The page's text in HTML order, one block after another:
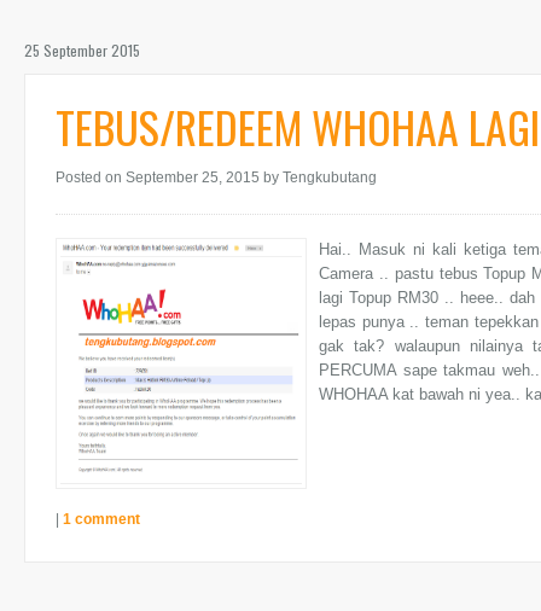
25 September 2015
TEBUS/REDEEM WHOHAA
Posted on September 25, 2015 by Tengkubutang
Hai.. Masuk ni kali ketiga
Camera .. pastu tebus Topup
lagi Topup RM30 .. heee..
lepas punya .. teman
gak tak? walaupun nilainya
PERCUMA sape takmau
WHOHAA kat bawah ni yea..
1 comment